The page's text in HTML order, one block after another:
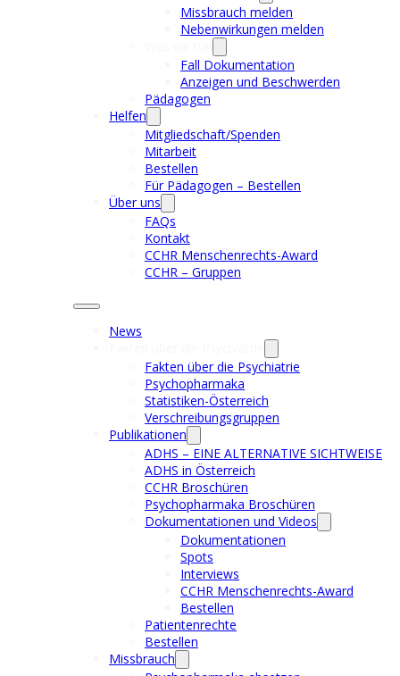
Missbrauch melden
Nebenwirkungen melden
Fall Dokumentation
Anzeigen und Beschwerden
Pädagogen
Helfen
Mitgliedschaft/Spenden
Mitarbeit
Bestellen
Für Pädagogen – Bestellen
Über uns
FAQs
Kontakt
CCHR Menschenrechts-Award
CCHR – Gruppen
News
Fakten über die Psychiatrie
Psychopharmaka
Statistiken-Österreich
Verschreibungsgruppen
Publikationen
ADHS – EINE ALTERNATIVE SICHTWEISE
ADHS in Österreich
CCHR Broschüren
Psychopharmaka Broschüren
Dokumentationen und Videos
Dokumentationen
Spots
Interviews
CCHR Menschenrechts-Award
Bestellen
Patientenrechte
Bestellen
Missbrauch